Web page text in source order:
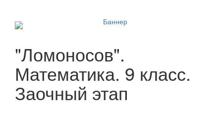
"Ломоносов".
Математика. 9 класс.
Заочный этап